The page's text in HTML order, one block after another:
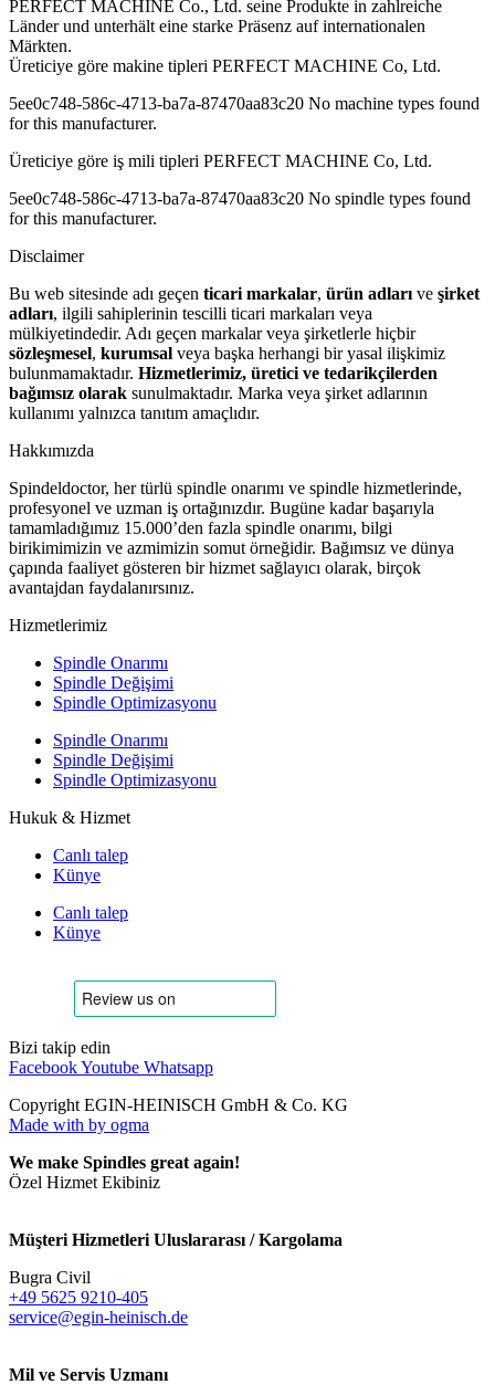
PERFECT MACHINE Co., Ltd. seine Produkte in zahlreiche
Länder und unterhält eine starke Präsenz auf internationalen
Märkten.
Üreticiye göre makine tipleri PERFECT MACHINE Co, Ltd.
5ee0c748-586c-4713-ba7a-87470aa83c20 No machine types found
for this manufacturer.
Üreticiye göre iş mili tipleri PERFECT MACHINE Co, Ltd.
5ee0c748-586c-4713-ba7a-87470aa83c20 No spindle types found
for this manufacturer.
Disclaimer
Bu web sitesinde adı geçen ticari markalar, ürün adları ve şirket
adları, ilgili sahiplerinin tescilli ticari markaları veya
mülkiyetindedir. Adı geçen markalar veya şirketlerle hiçbir
sözleşmesel, kurumsal veya başka herhangi bir yasal ilişkimiz
bulunmamaktadır. Hizmetlerimiz, üretici ve tedarikçilerden
bağımsız olarak sunulmaktadır. Marka veya şirket adlarının
kullanımı yalnızca tanıtım amaçlıdır.
Hakkımızda
Spindeldoctor, her türlü spindle onarımı ve spindle hizmetlerinde,
profesyonel ve uzman iş ortağınızdır. Bugüne kadar başarıyla
tamamladığımız 15.000’den fazla spindle onarımı, bilgi
birikimimizin ve azmimizin somut örneğidir. Bağımsız ve dünya
çapında faaliyet gösteren bir hizmet sağlayıcı olarak, birçok
avantajdan faydalanırsınız.
Hizmetlerimiz
Spindle Onarımı
Spindle Değişimi
Spindle Optimizasyonu
Spindle Onarımı
Spindle Değişimi
Spindle Optimizasyonu
Hukuk & Hizmet
Canlı talep
Künye
Canlı talep
Künye
Bizi takip edin
FacebookYoutube Whatsapp
Copyright EGIN-HEINISCH GmbH & Co. KG
Made with by ogma
We make Spindles great again!
Özel Hizmet Ekibiniz
Müşteri Hizmetleri Uluslararası / Kargolama
Bugra Civil
+49 5625 9210-405
service@egin-heinisch.de
Mil ve Servis Uzmanı